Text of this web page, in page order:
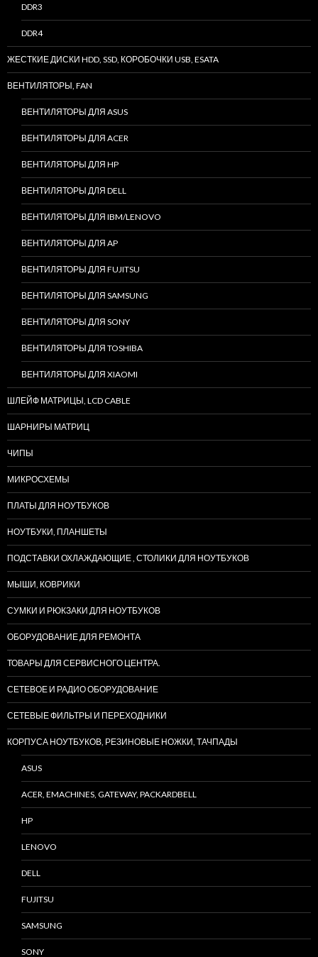
DDR3
DDR4
ЖЕСТКИЕ ДИСКИ HDD, SSD, КОРОБОЧКИ USB, ESATA
ВЕНТИЛЯТОРЫ, FAN
ВЕНТИЛЯТОРЫ ДЛЯ ASUS
ВЕНТИЛЯТОРЫ ДЛЯ ACER
ВЕНТИЛЯТОРЫ ДЛЯ HP
ВЕНТИЛЯТОРЫ ДЛЯ DELL
ВЕНТИЛЯТОРЫ ДЛЯ IBM/LENOVO
ВЕНТИЛЯТОРЫ ДЛЯ AP
ВЕНТИЛЯТОРЫ ДЛЯ FUJITSU
ВЕНТИЛЯТОРЫ ДЛЯ SAMSUNG
ВЕНТИЛЯТОРЫ ДЛЯ SONY
ВЕНТИЛЯТОРЫ ДЛЯ TOSHIBA
ВЕНТИЛЯТОРЫ ДЛЯ XIAOMI
ШЛЕЙФ МАТРИЦЫ, LCD CABLE
ШАРНИРЫ МАТРИЦ
ЧИПЫ
МИКРОСХЕМЫ
ПЛАТЫ ДЛЯ НОУТБУКОВ
НОУТБУКИ, ПЛАНШЕТЫ
ПОДСТАВКИ ОХЛАЖДАЮЩИЕ , СТОЛИКИ ДЛЯ НОУТБУКОВ
МЫШИ, КОВРИКИ
СУМКИ И РЮКЗАКИ ДЛЯ НОУТБУКОВ
ОБОРУДОВАНИЕ ДЛЯ РЕМОНТА
ТОВАРЫ ДЛЯ СЕРВИСНОГО ЦЕНТРА.
СЕТЕВОЕ И РАДИО ОБОРУДОВАНИЕ
СЕТЕВЫЕ ФИЛЬТРЫ И ПЕРЕХОДНИКИ
КОРПУСА НОУТБУКОВ, РЕЗИНОВЫЕ НОЖКИ, ТАЧПАДЫ
ASUS
ACER, EMACHINES, GATEWAY, PACKARDBELL
HP
LENOVO
DELL
FUJITSU
SAMSUNG
SONY